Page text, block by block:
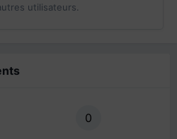
utilisateurs.
0